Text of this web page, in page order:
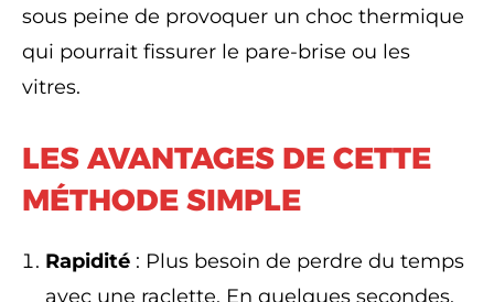
sous peine de provoquer un choc thermique
qui pourrait fissurer le pare-brise ou les
vitres.
LES AVANTAGES DE CETTE
MÉTHODE SIMPLE
Rapidité : Plus besoin de perdre du temps
avec une raclette. En quelques secondes,